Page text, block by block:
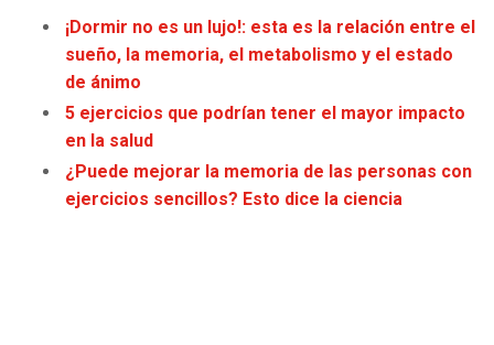
COWBOYS
GIANTS
EAGLES
COMMANDERS
CLIPPERS
LAKERS
SUNS
KINGS
¡Dormir no es un lujo!: esta es la relación entre el
sueño, la memoria, el metabolismo y el estado
de ánimo
5 ejercicios que podrían tener el mayor impacto
en la salud
¿Puede mejorar la memoria de las personas con
ejercicios sencillos? Esto dice la ciencia